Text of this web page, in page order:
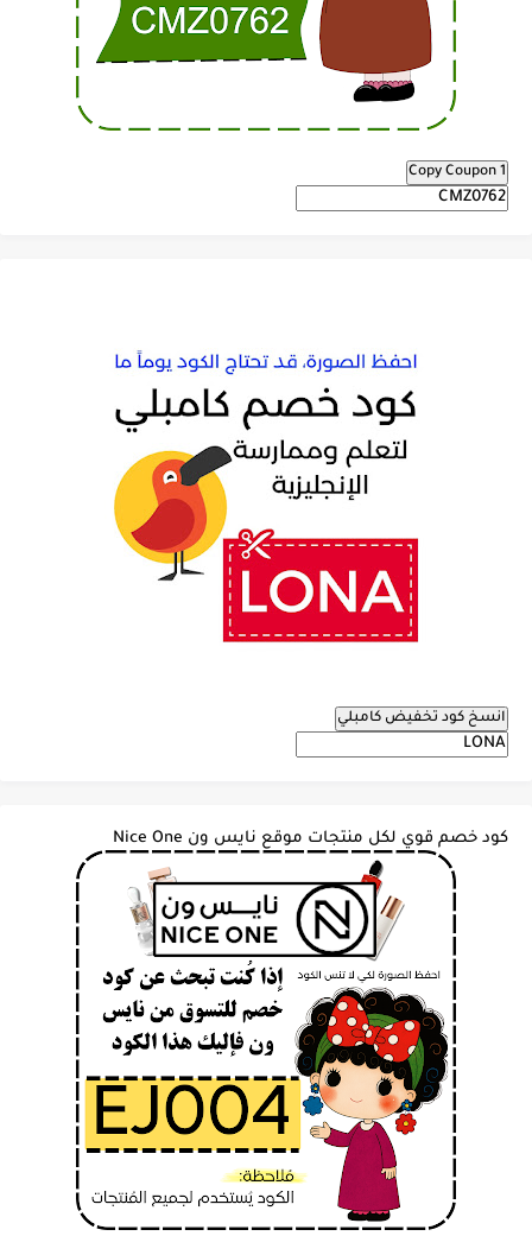
Copy Coupon 1
انسخ كود تخفيض كامبلي
كود خصم قوي لكل منتجات موقع نايس ون Nice One